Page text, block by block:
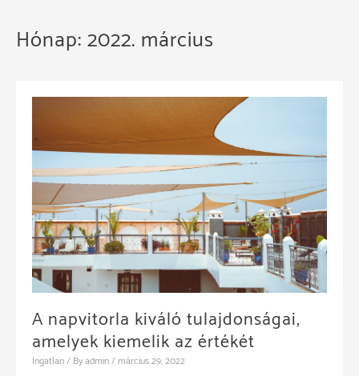
Hónap:2022. március
A napvitorla kiváló tulajdonságai,
amelyek kiemelik az értékét
Ingatlan/ Byadmin/március 29, 2022